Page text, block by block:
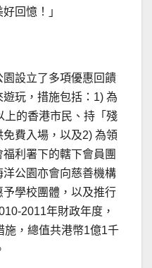
回憶！」
設立了多項優惠回饋
玩，措施包括：1) 為
上的香港市民、持「殘
費入場，以及2) 為領
利署下的轄下會員團
公園亦會向慈善機構
學校團體，以及推行
2011年財政年度，
施，總值共港幣1億1千